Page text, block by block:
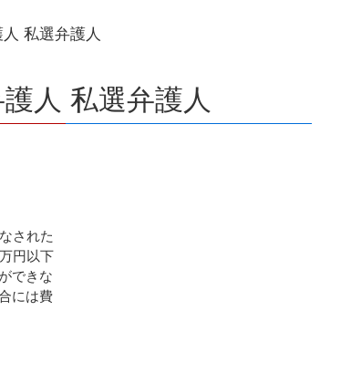
私選弁護人
人 私選弁護人
された
円以下
できな
には費